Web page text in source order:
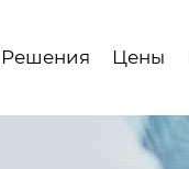
Решения Цены